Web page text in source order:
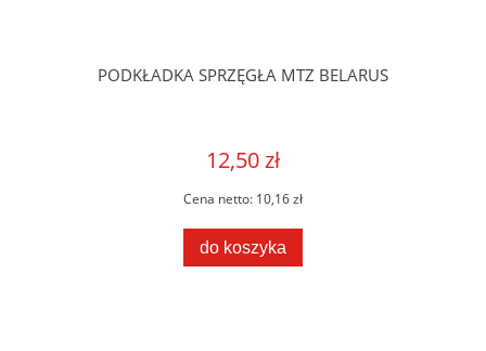
PODKŁADKA SPRZĘGŁA MTZ BELARUS
12,50 zł
Cena netto: 10,16 zł
do koszyka